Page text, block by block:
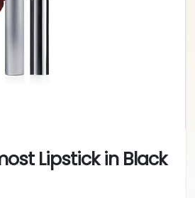
Lipstick in Black